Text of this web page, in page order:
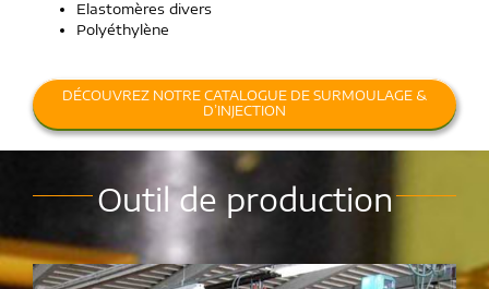
Elastomères divers
Polyéthylène
DÉCOUVREZ NOTRE CATALOGUE DE SURMOULAGE &
D’INJECTION
Outil de production